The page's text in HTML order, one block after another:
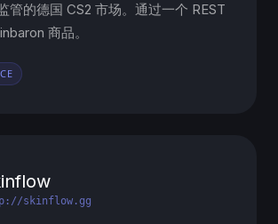
管的德国 CS2 市场。通过一个 REST
商品。
skinflow.gg